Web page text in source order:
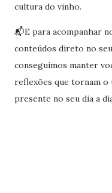
cultura do vinho.
📬E para acompanhar
conteúdos direto no
conseguimos manter
reflexões que tornam o
presente no seu dia a